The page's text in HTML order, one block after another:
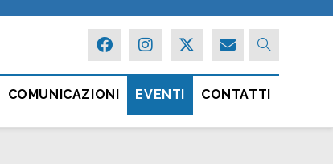
COMUNICAZIONI EVENTI CONTATTI